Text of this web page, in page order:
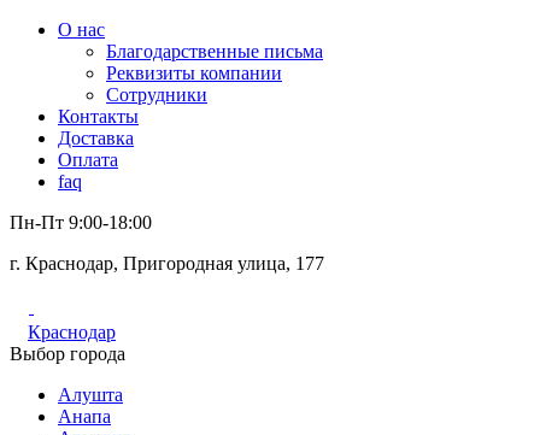
О нас
Благодарственные письма
Реквизиты компании
Сотрудники
Контакты
Доставка
Оплата
faq
Пн-Пт 9:00-18:00
г. Краснодар, Пригородная улица, 177
Краснодар
Выбор города
Алушта
Анапа